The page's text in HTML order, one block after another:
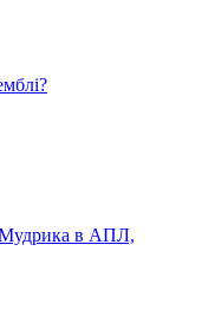
Мудрика в АПЛ,